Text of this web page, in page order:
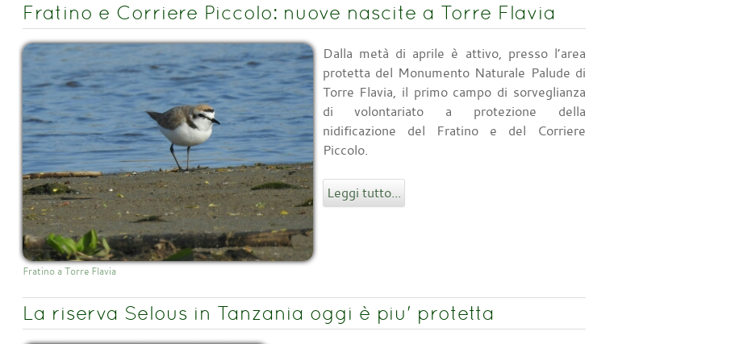
Fratino e Corriere Piccolo: nuove nascite a Torre Flavia
Fratino a Torre Flavia
Dalla metà di aprile è attivo, presso l’area
protetta del Monumento Naturale Palude di
Torre Flavia, il primo campo di sorveglianza
di volontariato a protezione della
nidificazione del Fratino e del Corriere
Piccolo.
Leggi tutto...
La riserva Selous in Tanzania oggi è piu' protetta